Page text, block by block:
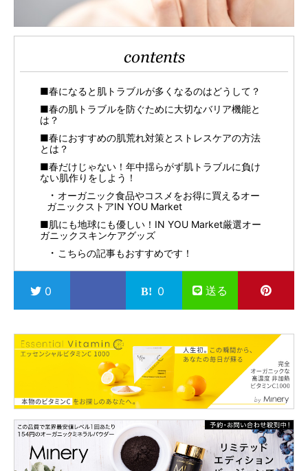
contents
■春になると肌トラブルが多くなるのはどうして？
■春の肌トラブルを防ぐために大切なバリア機能と
は？
■春におすすめの肌荒れ対策とストレスケアの方法
とは？
■春だけじゃない！年中揺らがず肌トラブルに負け
ない肌作りをしよう！
オーガニック食品やコスメをお得に買えるオー
ガニックストアIN YOU Market
■肌にも地球にも優しい！IN YOU Market厳選オー
ガニックスキンケアグッズ
こちらの記事もおすすめです！
0 0 送る